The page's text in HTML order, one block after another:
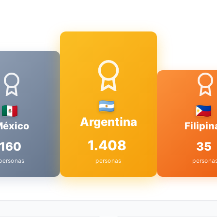
Argentina
1.408
personas
35